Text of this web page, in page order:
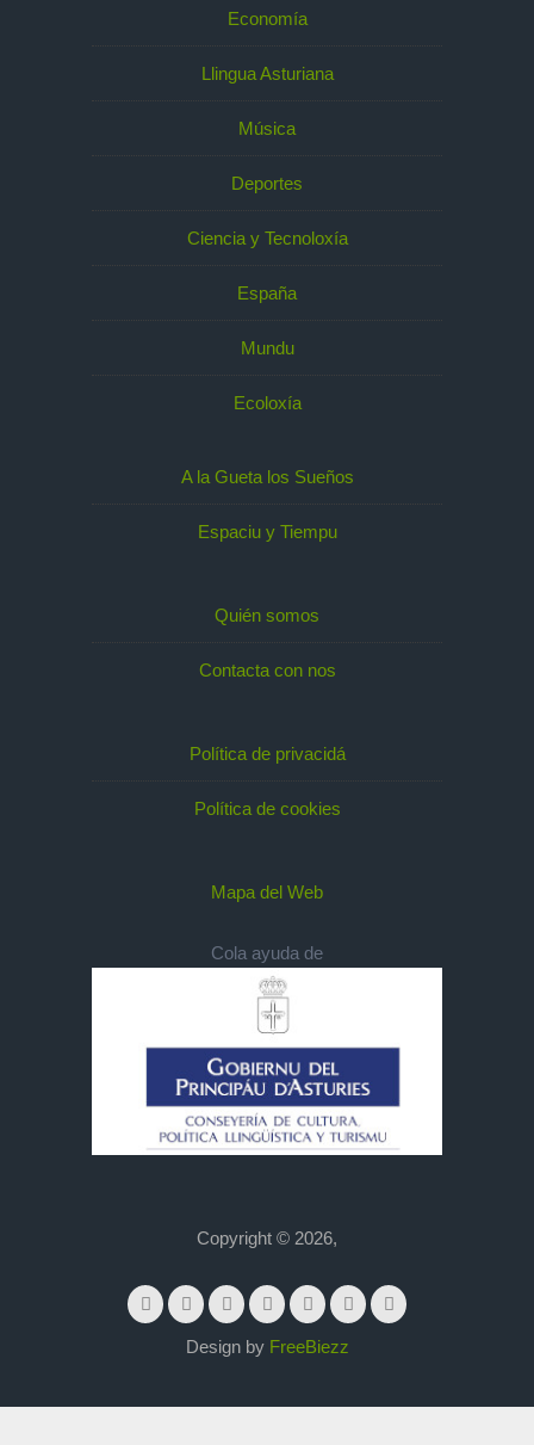
Economía
Llingua Asturiana
Música
Deportes
Ciencia y Tecnoloxía
España
Mundu
Ecoloxía
A la Gueta los Sueños
Espaciu y Tiempu
Quién somos
Contacta con nos
Política de privacidá
Política de cookies
Mapa del Web
Cola ayuda de
Copyright © 2026,
Design by FreeBiezz